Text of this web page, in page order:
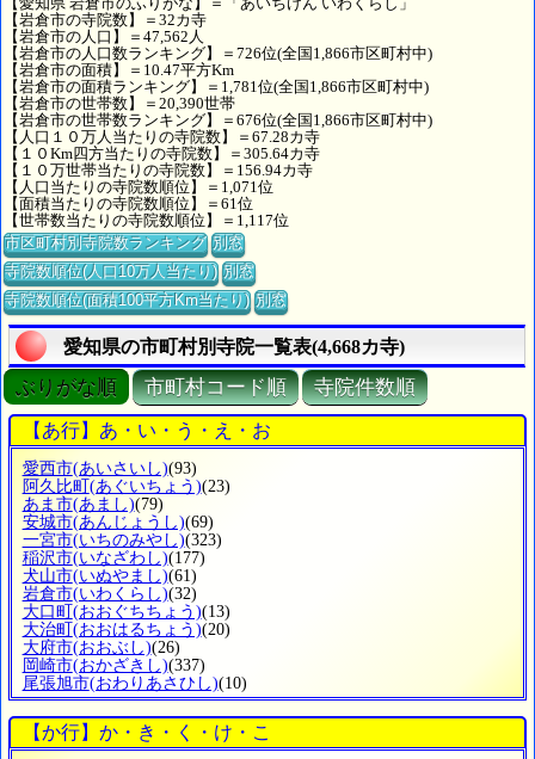
【岩倉市の寺院数】＝32カ寺
【岩倉市の人口】＝47,562人
【岩倉市の人口数ランキング】＝726位(全国1,866市区町村中)
【岩倉市の面積】＝10.47平方Km
【岩倉市の面積ランキング】＝1,781位(全国1,866市区町村中)
【岩倉市の世帯数】＝20,390世帯
【岩倉市の世帯数ランキング】＝676位(全国1,866市区町村中)
【人口１０万人当たりの寺院数】＝67.28カ寺
【１０Km四方当たりの寺院数】＝305.64カ寺
【１０万世帯当たりの寺院数】＝156.94カ寺
【人口当たりの寺院数順位】＝1,071位
【面積当たりの寺院数順位】＝61位
【世帯数当たりの寺院数順位】＝1,117位
市区町村別寺院数ランキング 別窓
寺院数順位(人口10万人当たり) 別窓
寺院数順位(面積100平方Km当たり) 別窓
愛知県の市町村別寺院一覧表(4,668カ寺)
ぶりがな順 市町村コード順 寺院件数順
【あ行】あ・い・う・え・お
愛西市(あいさいし)(93)
阿久比町 (あぐいちょう)(23)
あま市(あまし)(79)
安城市(あんじょうし)(69)
一宮市(いちのみやし)(323)
稲沢市(いなざわし)(177)
犬山市(いぬやまし)(61)
岩倉市(いわくらし)(32)
大口町 (おおぐちちょう)(13)
大治町 (おおはるちょう)(20)
大府市(おおぶし)(26)
岡崎市(おかざきし)(337)
尾張旭市(おわりあさひし)(10)
【か行】か・き・く・け・こ